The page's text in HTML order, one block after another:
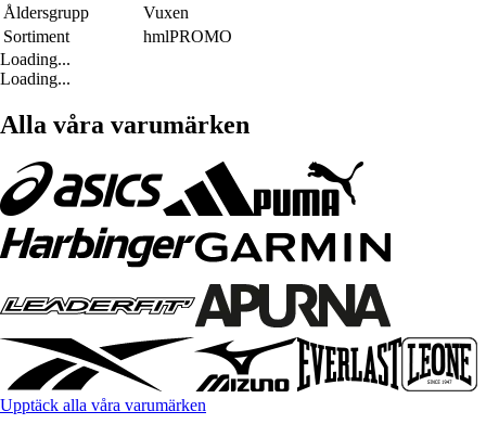
Åldersgrupp
Vuxen
Sortiment
hmlPROMO
Loading...
Loading...
Alla våra varumärken
Upptäck alla våra varumärken